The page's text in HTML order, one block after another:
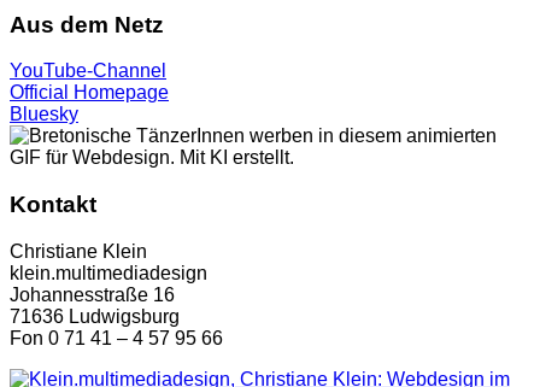
Aus dem Netz
YouTube-Channel
Official Homepage
Bluesky
Kontakt
Christiane Klein
klein.multimediadesign
Johannesstraße 16
71636 Ludwigsburg
Fon 0 71 41 – 4 57 95 66